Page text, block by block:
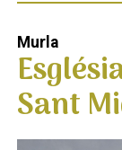
Murla
Sant